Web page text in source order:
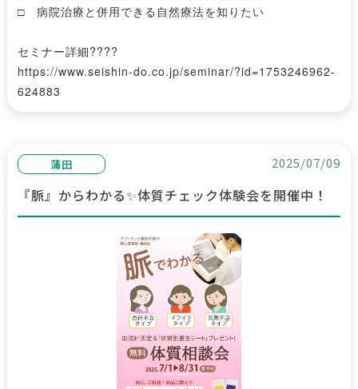
□ 病院治療と併用できる自然療法を知りたい
セミナー詳細????
https://www.seishin-do.co.jp/seminar/?id=1753246962-
624883
蒲田 2025/07/09
『脈』からわかる✨体質チェック体験会を開催中！